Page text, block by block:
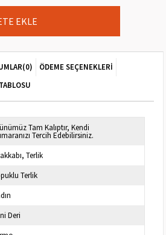
(0)
ÖDEME SEÇENEKLERI
Tam Kalıptır, Kendi
Tercih Edebilirsiniz.
Terlik
Terlik
Deri